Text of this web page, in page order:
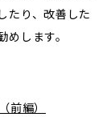
たり、改善した
します。
編）